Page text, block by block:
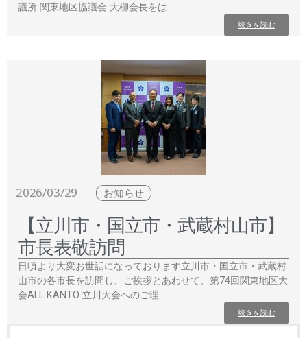
議所 関東地区協議会 大柳会長をは…
続きを読む
2026/03/29 お知らせ
【立川市・国立市・武蔵村山市】
市長表敬訪問
日頃より大変お世話になっております立川市・国立市・武蔵村
山市の各市長を訪問し、ご挨拶とあわせて、第74回関東地区大
会ALL KANTO 立川大会へのご理…
続きを読む